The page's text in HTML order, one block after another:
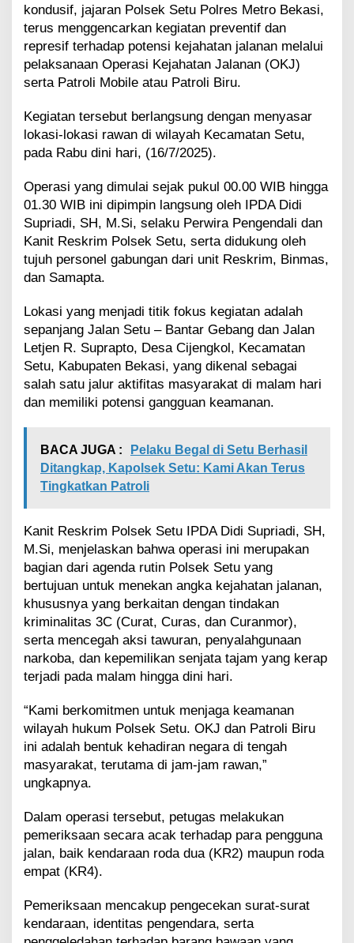
i
R
u
a
B
a
g
P
l
a
k
u
a
h
a
t
a
J
a
n
a
kondusif, jajaran Polsek Setu Polres Metro Bekasi,
terus menggencarkan kegiatan preventif dan
represif terhadap potensi kejahatan jalanan melalui
pelaksanaan Operasi Kejahatan Jalanan (OKJ)
serta Patroli Mobile atau Patroli Biru.
Kegiatan tersebut berlangsung dengan menyasar
lokasi-lokasi rawan di wilayah Kecamatan Setu,
pada Rabu dini hari, (16/7/2025).
Operasi yang dimulai sejak pukul 00.00 WIB hingga
01.30 WIB ini dipimpin langsung oleh IPDA Didi
Supriadi, SH, M.Si, selaku Perwira Pengendali dan
Kanit Reskrim Polsek Setu, serta didukung oleh
tujuh personel gabungan dari unit Reskrim, Binmas,
dan Samapta.
Lokasi yang menjadi titik fokus kegiatan adalah
sepanjang Jalan Setu – Bantar Gebang dan Jalan
Letjen R. Suprapto, Desa Cijengkol, Kecamatan
Setu, Kabupaten Bekasi, yang dikenal sebagai
salah satu jalur aktifitas masyarakat di malam hari
dan memiliki potensi gangguan keamanan.
BACA JUGA :
Pelaku Begal di Setu Berhasil
Ditangkap, Kapolsek Setu: Kami Akan Terus
Tingkatkan Patroli
Kanit Reskrim Polsek Setu IPDA Didi Supriadi, SH,
M.Si, menjelaskan bahwa operasi ini merupakan
bagian dari agenda rutin Polsek Setu yang
bertujuan untuk menekan angka kejahatan jalanan,
khususnya yang berkaitan dengan tindakan
kriminalitas 3C (Curat, Curas, dan Curanmor),
serta mencegah aksi tawuran, penyalahgunaan
narkoba, dan kepemilikan senjata tajam yang kerap
terjadi pada malam hingga dini hari.
“Kami berkomitmen untuk menjaga keamanan
wilayah hukum Polsek Setu. OKJ dan Patroli Biru
ini adalah bentuk kehadiran negara di tengah
masyarakat, terutama di jam-jam rawan,”
ungkapnya.
Dalam operasi tersebut, petugas melakukan
pemeriksaan secara acak terhadap para pengguna
jalan, baik kendaraan roda dua (KR2) maupun roda
empat (KR4).
Pemeriksaan mencakup pengecekan surat-surat
kendaraan, identitas pengendara, serta